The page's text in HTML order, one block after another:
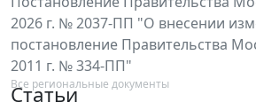
2026 г. № 2037-ПП "О внесении
постановление Правительства
2011 г. № 334-ПП"
Все региональные документы
Статьи